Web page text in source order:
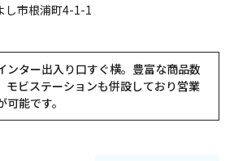
し市根浦町4-1-1
ター出入り口すぐ横。豊富な商品数
モビステーションも併設しており営業
能です。